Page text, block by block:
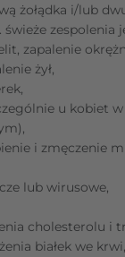
żołądka i/lub
zespolenia
zapalenie
żył,
u kobiet
i zmęczenie
lub wirusowe,
cholesterolu i
białek we krwi,